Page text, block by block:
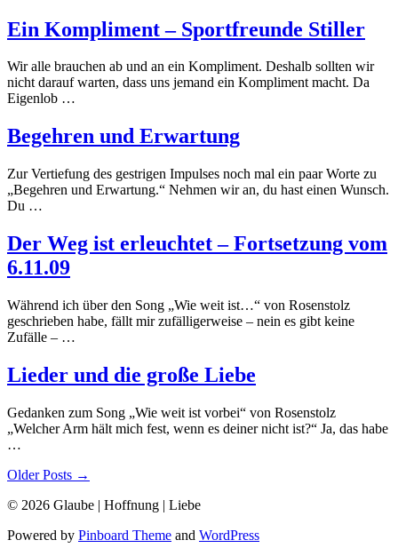
Ein Kompliment – Sportfreunde Stiller
Wir alle brauchen ab und an ein Kompliment. Deshalb sollten wir
nicht darauf warten, dass uns jemand ein Kompliment macht. Da
Eigenlob …
Begehren und Erwartung
Zur Vertiefung des gestrigen Impulses noch mal ein paar Worte zu
„Begehren und Erwartung.“ Nehmen wir an, du hast einen Wunsch.
Du …
Der Weg ist erleuchtet – Fortsetzung vom
6.11.09
Während ich über den Song „Wie weit ist…“ von Rosenstolz
geschrieben habe, fällt mir zufälligerweise – nein es gibt keine
Zufälle – …
Lieder und die große Liebe
Gedanken zum Song „Wie weit ist vorbei“ von Rosenstolz
„Welcher Arm hält mich fest, wenn es deiner nicht ist?“ Ja, das habe
…
Older Posts →
© 2026 Glaube | Hoffnung | Liebe
Powered by Pinboard Theme and WordPress